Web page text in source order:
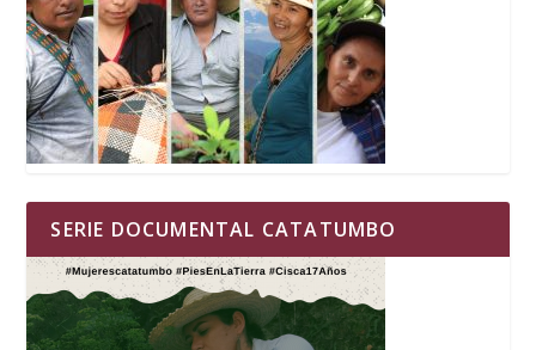
SERIE DOCUMENTAL CATATUMBO